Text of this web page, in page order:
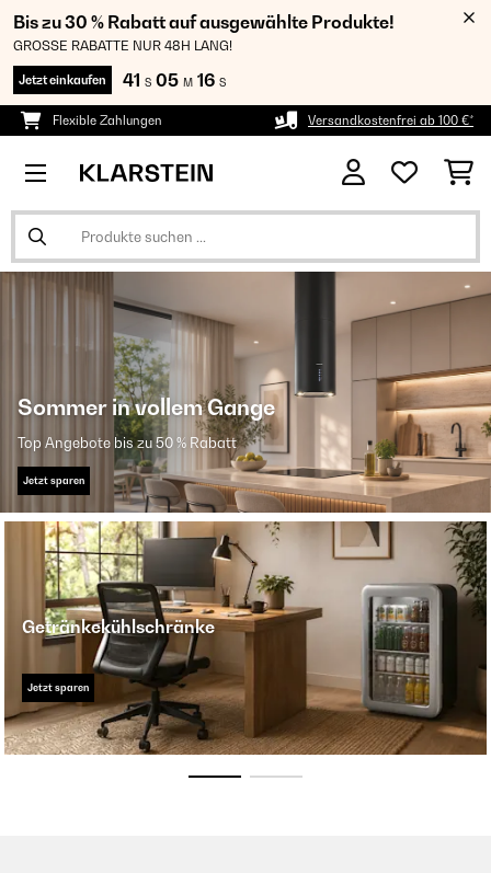
Bis zu 30 % Rabatt auf ausgewählte Produkte!
GROSSE RABATTE NUR 48H LANG!
Jetzt einkaufen 41 S 05 M 15 S
Flexible Zahlungen Versandkostenfrei ab 100 €*
Sommer in vollem Gange
Top Angebote bis zu 50 % Rabatt
Jetzt sparen
Getränkekühlschränke
Jetzt sparen